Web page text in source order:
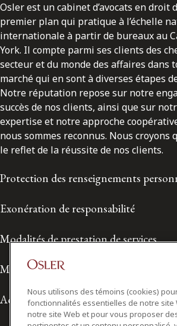
Osler est un cabinet d’avocats en droit
premier plan qui pratique à l’échelle
internationale à partir de bureaux au
York. Il compte parmi ses clients des
secteur et du monde des affaires dans
marché qui en sont à diverses étapes
Notre réputation repose sur notre
succès de nos clients, ainsi que sur
expertise et notre approche
nous sommes reconnus. Nous croyons
le reflet de la réussite de nos clients.
Protection des renseignements
Exonération de responsabilité
Modalités de prestation de services
Modalités d'utilisation
Accessibilité
Nous utilisons des témoins (cookies)
fonctionnalités essentielles de notre site
notre site Web et pour vous proposer